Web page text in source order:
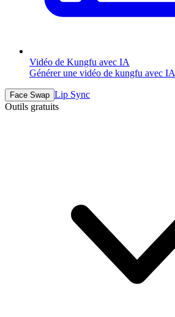
Vidéo de Kungfu avec IA
Générer une vidéo de kungfu avec IA
Face Swap Lip Sync
Outils gratuits